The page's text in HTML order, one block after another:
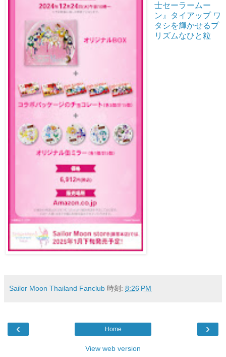
士セーラームー
ン』タイアップ ワ
タシを輝かせるプ
リズムなひと粒
Sailor Moon Thailand Fanclub 時刻: 8:26 PM
‹ ›
Home
View web version